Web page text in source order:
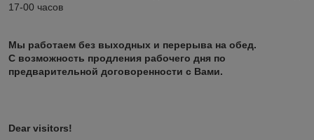
17-00 часов
Мы работаем без выходных и перерыва на обед.
С возможность продления рабочего дня по
предварительной договоренности с Вами.
Dear visitors!